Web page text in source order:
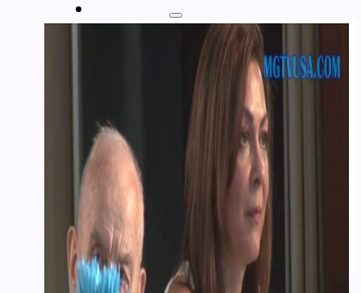
Ομογένεια – Community
Καλλιτεχνικά-Arts-Music
Καλλιτεχνικά –
Ελλάδα
Διαφημίσεις – Ads
Real Estate
Εμπόριο – Commerce
Ιατρικά-Medical
Ιστορικά Video
Θρησκευτικά Θέματα
Επικαιρότητα – News
Διασκέδαση – Entertainment
ΑΡΘΡΟΓΡΑΦΊΑ